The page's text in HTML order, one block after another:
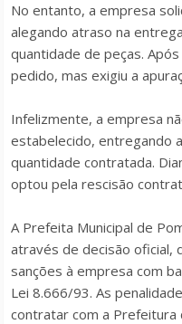
No entanto, a empresa
alegando atraso na
quantidade de peças.
pedido, mas exigiu a
Infelizmente, a empresa
estabelecido, entregando
quantidade contratada.
optou pela rescisão
A Prefeita Municipal de
através de decisão oficial,
sanções à empresa com
Lei 8.666/93. As
contratar com a Prefeitura